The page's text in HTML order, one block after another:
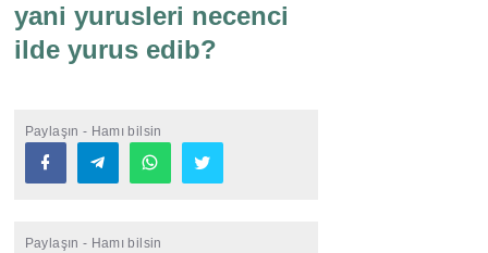
yani yurusleri necenci
ilde yurus edib?
Paylaşın - Hamı bilsin
Paylaşın - Hamı bilsin